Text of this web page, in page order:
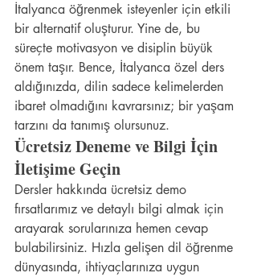
İtalyanca öğrenmek isteyenler için etkili
bir alternatif oluşturur. Yine de, bu
süreçte motivasyon ve disiplin büyük
önem taşır. Bence, İtalyanca özel ders
aldığınızda, dilin sadece kelimelerden
ibaret olmadığını kavrarsınız; bir yaşam
tarzını da tanımış olursunuz.
Ücretsiz Deneme ve Bilgi İçin
İletişime Geçin
Dersler hakkında ücretsiz demo
fırsatlarımız ve detaylı bilgi almak için
arayarak sorularınıza hemen cevap
bulabilirsiniz. Hızla gelişen dil öğrenme
dünyasında, ihtiyaçlarınıza uygun